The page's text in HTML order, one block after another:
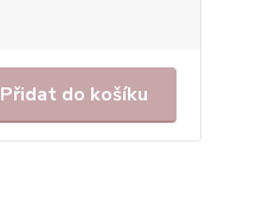
Přidat do košíku